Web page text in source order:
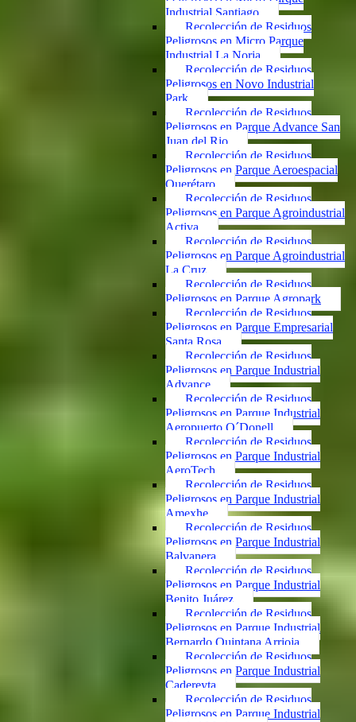
Industrial Santiago
Recolección de Residuos
Peligrosos en Micro Parque
Industrial La Noria
Recolección de Residuos
Peligrosos en Novo Industrial
Park
Recolección de Residuos
Peligrosos en Parque Advance San
Juan del Rio
Recolección de Residuos
Peligrosos en Parque Aeroespacial
Querétaro
Recolección de Residuos
Peligrosos en Parque Agroindustrial
Activa
Recolección de Residuos
Peligrosos en Parque Agroindustrial
La Cruz
Recolección de Residuos
Peligrosos en Parque Agropark
Recolección de Residuos
Peligrosos en Parque Empresarial
Santa Rosa
Recolección de Residuos
Peligrosos en Parque Industrial
Advance
Recolección de Residuos
Peligrosos en Parque Industrial
Aeropuerto O´Donell
Recolección de Residuos
Peligrosos en Parque Industrial
AeroTech
Recolección de Residuos
Peligrosos en Parque Industrial
Amexhe
Recolección de Residuos
Peligrosos en Parque Industrial
Balvanera
Recolección de Residuos
Peligrosos en Parque Industrial
Benito Juárez
Recolección de Residuos
Peligrosos en Parque Industrial
Bernardo Quintana Arrioja
Recolección de Residuos
Peligrosos en Parque Industrial
Cadereyta
Recolección de Residuos
Peligrosos en Parque Industrial